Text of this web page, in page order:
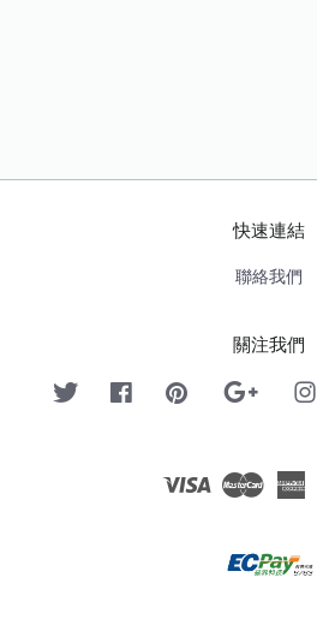
快速連結
聯絡我們
關注我們
Twitter FacebookPinterest Google
Visa Master